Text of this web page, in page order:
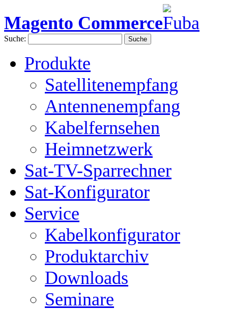
Magento Commerce
Suche: Suche
Produkte
Satellitenempfang
Antennenempfang
Kabelfernsehen
Heimnetzwerk
Sat-TV-Sparrechner
Sat-Konfigurator
Service
Kabelkonfigurator
Produktarchiv
Downloads
Seminare